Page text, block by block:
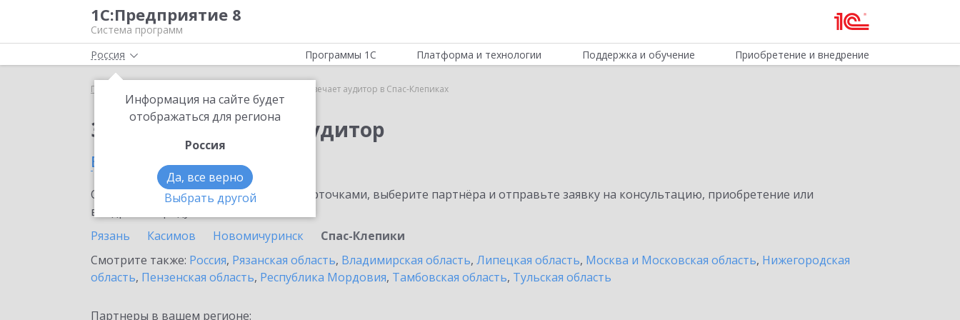
1С:Предприятие 8
Система программ
Россия
Информация на сайте будет
отображаться для региона
Россия
Да, все верно
Выбрать другой
Программы 1С Платформа и технологии Поддержка и обучение Приобретение и внедрение
Главная Отвечает аудитор в Спас-Клепиках
Заказать Отвечает аудитор
в Спас-Клепиках
Ознакомьтесь с информационными карточками, выберите партнёра и отправьте заявку на консультацию, приобретение или
внедрение продукта.
Рязань
Касимов Новомичуринск
Спас-Клепики
Смотрите также: Россия, Рязанская область, Владимирская область, Липецкая область, Москва и Московская область, Нижегородская
область, Пензенская область, Республика Мордовия, Тамбовская область, Тульская область
Партнеры в вашем регионе: